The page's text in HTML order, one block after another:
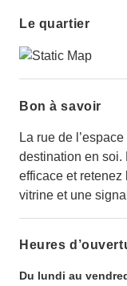
Le quartier
Bon à savoir
La rue de
destination en soi.
efficace et retenez
vitrine et une
Heures
Du lundi au